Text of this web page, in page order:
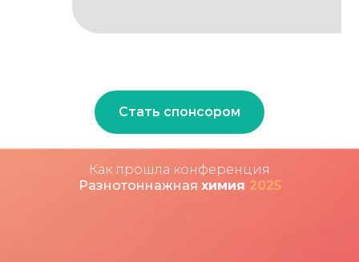
Стать спонсором
Как прошла конференция
Разнотоннажная химия 2025